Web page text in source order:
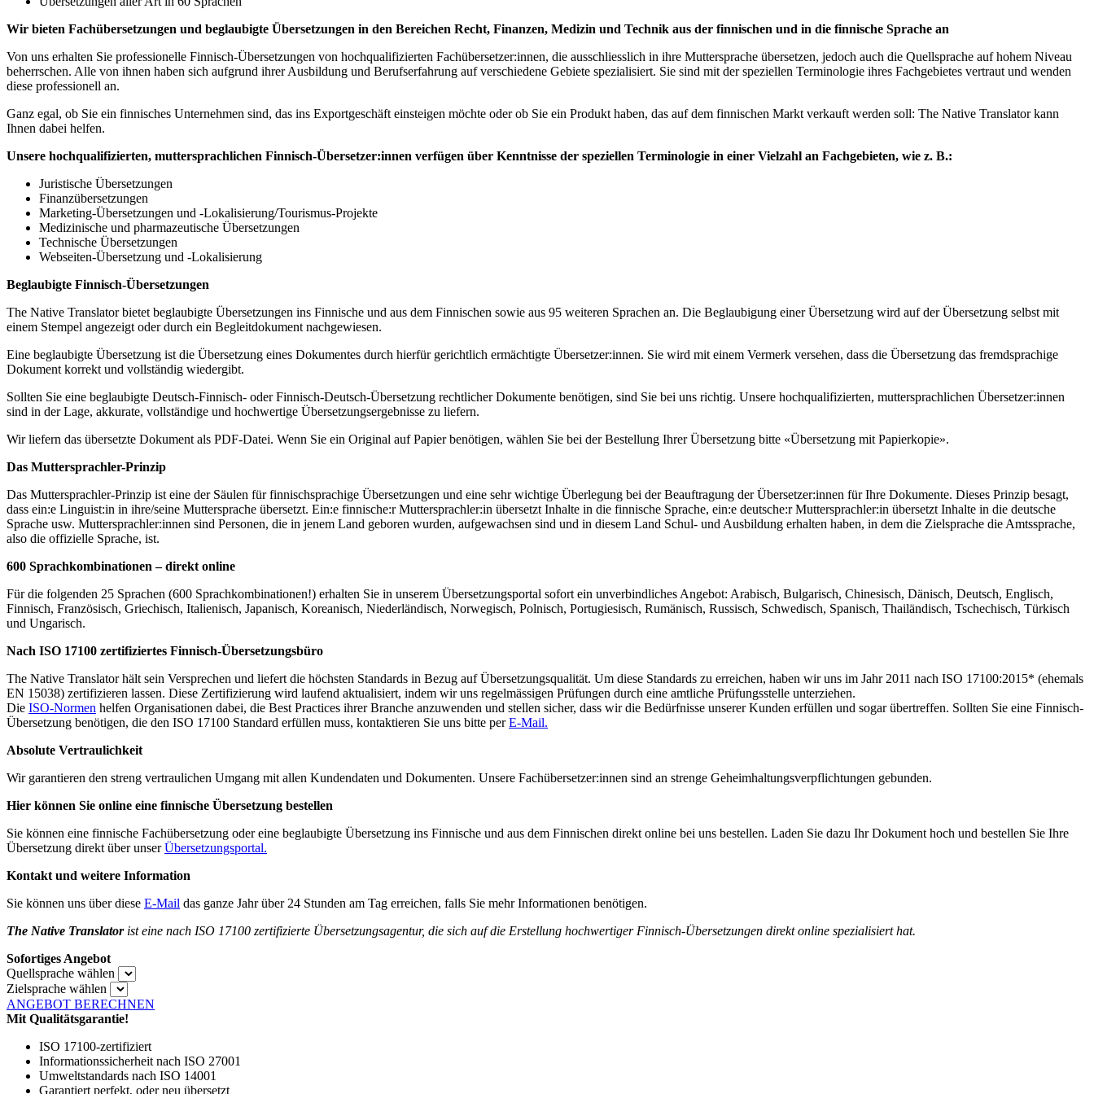
Wir bieten Fachübersetzungen und beglaubigte Übersetzungen in den Bereichen Recht, Finanzen, Medizin und Technik aus der finnischen und in die finnische Sprache an
Von uns erhalten Sie professionelle Finnisch-Übersetzungen von hochqualifizierten Fachübersetzer:innen, die ausschliesslich in ihre Muttersprache übersetzen, jedoch auch die Quellsprache auf hohem Niveau
beherrschen. Alle von ihnen haben sich aufgrund ihrer Ausbildung und Berufserfahrung auf verschiedene Gebiete spezialisiert. Sie sind mit der speziellen Terminologie ihres Fachgebietes vertraut und wenden
diese professionell an.
Ganz egal, ob Sie ein finnisches Unternehmen sind, das ins Exportgeschäft einsteigen möchte oder ob Sie ein Produkt haben, das auf dem finnischen Markt verkauft werden soll: The Native Translator kann
Ihnen dabei helfen.
Unsere hochqualifizierten, muttersprachlichen Finnisch-Übersetzer:innen verfügen über Kenntnisse der speziellen Terminologie in einer Vielzahl an Fachgebieten, wie z. B.:
Juristische Übersetzungen
Finanzübersetzungen
Marketing-Übersetzungen und -Lokalisierung/Tourismus-Projekte
Medizinische und pharmazeutische Übersetzungen
Technische Übersetzungen
Webseiten-Übersetzung und -Lokalisierung
Beglaubigte Finnisch-Übersetzungen
The Native Translator bietet beglaubigte Übersetzungen ins Finnische und aus dem Finnischen sowie aus 95 weiteren Sprachen an. Die Beglaubigung einer Übersetzung wird auf der Übersetzung selbst mit
einem Stempel angezeigt oder durch ein Begleitdokument nachgewiesen.
Eine beglaubigte Übersetzung ist die Übersetzung eines Dokumentes durch hierfür gerichtlich ermächtigte Übersetzer:innen. Sie wird mit einem Vermerk versehen, dass die Übersetzung das fremdsprachige
Dokument korrekt und vollständig wiedergibt.
Sollten Sie eine beglaubigte Deutsch-Finnisch- oder Finnisch-Deutsch-Übersetzung rechtlicher Dokumente benötigen, sind Sie bei uns richtig. Unsere hochqualifizierten, muttersprachlichen Übersetzer:innen
sind in der Lage, akkurate, vollständige und hochwertige Übersetzungsergebnisse zu liefern.
Wir liefern das übersetzte Dokument als PDF-Datei. Wenn Sie ein Original auf Papier benötigen, wählen Sie bei der Bestellung Ihrer Übersetzung bitte «Übersetzung mit Papierkopie».
Das Muttersprachler-Prinzip
Das Muttersprachler-Prinzip ist eine der Säulen für finnischsprachige Übersetzungen und eine sehr wichtige Überlegung bei der Beauftragung der Übersetzer:innen für Ihre Dokumente. Dieses Prinzip besagt,
dass ein:e Linguist:in in ihre/seine Muttersprache übersetzt. Ein:e finnische:r Muttersprachler:in übersetzt Inhalte in die finnische Sprache, ein:e deutsche:r Muttersprachler:in übersetzt Inhalte in die deutsche
Sprache usw. Muttersprachler:innen sind Personen, die in jenem Land geboren wurden, aufgewachsen sind und in diesem Land Schul- und Ausbildung erhalten haben, in dem die Zielsprache die Amtssprache,
also die offizielle Sprache, ist.
600 Sprachkombinationen – direkt online
Für die folgenden 25 Sprachen (600 Sprachkombinationen!) erhalten Sie in unserem Übersetzungsportal sofort ein unverbindliches Angebot: Arabisch, Bulgarisch, Chinesisch, Dänisch, Deutsch, Englisch,
Finnisch, Französisch, Griechisch, Italienisch, Japanisch, Koreanisch, Niederländisch, Norwegisch, Polnisch, Portugiesisch, Rumänisch, Russisch, Schwedisch, Spanisch, Thailändisch, Tschechisch, Türkisch
und Ungarisch.
Nach ISO 17100 zertifiziertes Finnisch-Übersetzungsbüro
The Native Translator hält sein Versprechen und liefert die höchsten Standards in Bezug auf Übersetzungsqualität. Um diese Standards zu erreichen, haben wir uns im Jahr 2011 nach ISO 17100:2015* (ehemals
EN 15038) zertifizieren lassen. Diese Zertifizierung wird laufend aktualisiert, indem wir uns regelmässigen Prüfungen durch eine amtliche Prüfungsstelle unterziehen.
Die ISO-Normen helfen Organisationen dabei, die Best Practices ihrer Branche anzuwenden und stellen sicher, dass wir die Bedürfnisse unserer Kunden erfüllen und sogar übertreffen. Sollten Sie eine Finnisch-
Übersetzung benötigen, die den ISO 17100 Standard erfüllen muss, kontaktieren Sie uns bitte perE-Mail.
Absolute Vertraulichkeit
Wir garantieren den streng vertraulichen Umgang mit allen Kundendaten und Dokumenten. Unsere Fachübersetzer:innen sind an strenge Geheimhaltungsverpflichtungen gebunden.
Hier können Sie online eine finnische Übersetzung bestellen
Sie können eine finnische Fachübersetzung oder eine beglaubigte Übersetzung ins Finnische und aus dem Finnischen direkt online bei uns bestellen. Laden Sie dazu Ihr Dokument hoch und bestellen Sie Ihre
Übersetzung direkt über unserÜbersetzungsportal.
Kontakt und weitere Information
Sie können uns über diese E-Mail das ganze Jahr über 24 Stunden am Tag erreichen, falls Sie mehr Informationen benötigen.
The Native Translator ist eine nach ISO 17100 zertifizierte Übersetzungsagentur, die sich auf die Erstellung hochwertiger Finnisch-Übersetzungen direkt online spezialisiert hat.
Sofortiges Angebot
Quellsprache wählen
Zielsprache wählen
ANGEBOT BERECHNEN
Mit Qualitätsgarantie!
ISO 17100-zertifiziert
Informationssicherheit nach ISO 27001
Umweltstandards nach ISO 14001
Garantiert perfekt, oder neu übersetzt